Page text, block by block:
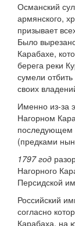
Османский
армянского,
призывает
Было
Карабахе,
берега реки
сумели отбить
своих
Именно из-за
Нагорном
последующем
(предками
1797 год
Нагорного
Персидской
Российский
согласно
Карабаха, на